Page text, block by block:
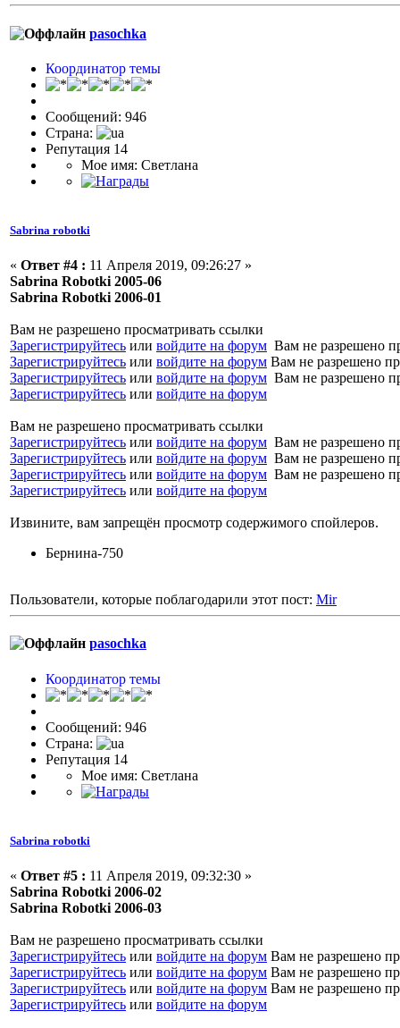
pasochka
Координатор темы
Сообщений: 946
Страна:
Репутация 14
Мое имя: Светлана
Sabrina robotki
« Ответ #4 : 11 Апреля 2019, 09:26:27 »
Sabrina Robotki 2005-06
Sabrina Robotki 2006-01
Вам не разрешено просматривать ссылки
Зарегистрируйтесь или войдите на форум Вам не разрешено
Зарегистрируйтесь или войдите на форум Вам не разрешено
Зарегистрируйтесь или войдите на форум Вам не разрешено
Зарегистрируйтесь или войдите на форум
Вам не разрешено просматривать ссылки
Зарегистрируйтесь или войдите на форум Вам не разрешено
Зарегистрируйтесь или войдите на форум Вам не разрешено
Зарегистрируйтесь или войдите на форум Вам не разрешено
Зарегистрируйтесь или войдите на форум
Извините, вам запрещён просмотр содержимого спойлеров.
Бернина-750
Пользователи, которые поблагодарили этот пост: Mir
pasochka
Координатор темы
Сообщений: 946
Страна:
Репутация 14
Мое имя: Светлана
Sabrina robotki
« Ответ #5 : 11 Апреля 2019, 09:32:30 »
Sabrina Robotki 2006-02
Sabrina Robotki 2006-03
Вам не разрешено просматривать ссылки
Зарегистрируйтесь или войдите на форум Вам не разрешено
Зарегистрируйтесь или войдите на форум Вам не разрешено
Зарегистрируйтесь или войдите на форум Вам не разрешено
Зарегистрируйтесь или войдите на форум